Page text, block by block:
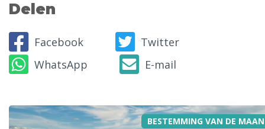
Delen
Facebook
Twitter
WhatsApp
E-mail
BESTEMMING VAN DE